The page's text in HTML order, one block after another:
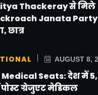
Thackeray से मिले
Janata
छात्र
AUGUST 8,
Medical Seats: देश में
ग्रेजुएट मेडिकल